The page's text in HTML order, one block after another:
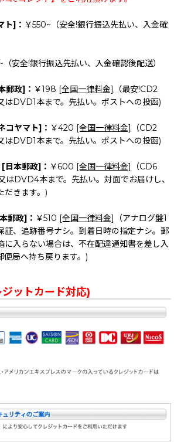
ト]： ￥550~（安全!銀行振込先払い、入金確
安全!銀行振込先払い、入金確認後配送）
郵政]： ￥198 [全国一律料金]
（最安!CD2
はDVD1本まで。先払い。ポストへの投函)
ヤマト]： ￥420 [全国一律料金]
（CD2
はDVD1本まで。先払い。ポストへの投函)
日本郵政]： ￥600 [全国一律料金]
（CD6
はDVD4本まで。先払い。対面でお届けし、
だきます。)
郵政]： ￥510 [全国一律料金]
（アナログ盤1
証、追跡番号ナシ。到着日時の指定ナシ。郵
に入らない場合は、不在配達通知書を差し入
便局へ持ち戻ります。)
ットカード対応)